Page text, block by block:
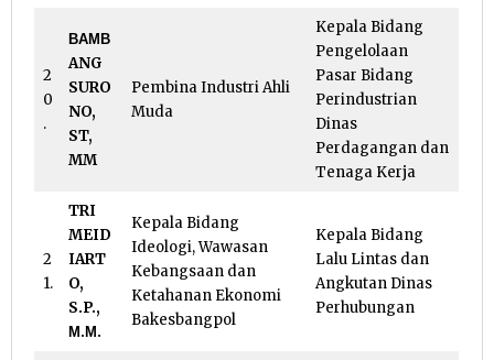
2
0
.
ΒΑΜΒ
ANG
SURO
NO,
ST,
MM
Pembina Industri Ahli
Muda
Kepala Bidang
Pengelolaan
Pasar Bidang
Perindustrian
Dinas
Perdagangan dan
Tenaga Kerja
2
1.
TRI
MEID
IART
O,
S.P.,
Μ.Μ.
Kepala Bidang
Ideologi, Wawasan
Kebangsaan dan
Ketahanan Ekonomi
Bakesbangpol
Kepala Bidang
Lalu Lintas dan
Angkutan Dinas
Perhubungan